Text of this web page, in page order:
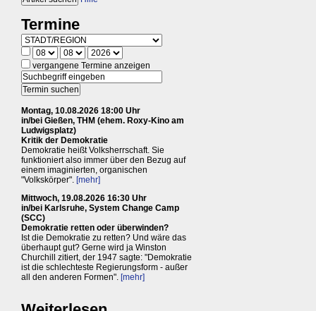
Termine
vergangene Termine anzeigen
Montag, 10.08.2026 18:00 Uhr
in/bei Gießen, THM (ehem. Roxy-Kino am
Ludwigsplatz)
Kritik der Demokratie
Demokratie heißt Volksherrschaft. Sie
funktioniert also immer über den Bezug auf
einem imaginierten, organischen
"Volkskörper". [mehr]
Mittwoch, 19.08.2026 16:30 Uhr
in/bei Karlsruhe, System Change Camp
(SCC)
Demokratie retten oder überwinden?
Ist die Demokratie zu retten? Und wäre das
überhaupt gut? Gerne wird ja Winston
Churchill zitiert, der 1947 sagte: "Demokratie
ist die schlechteste Regierungsform - außer
all den anderen Formen". [mehr]